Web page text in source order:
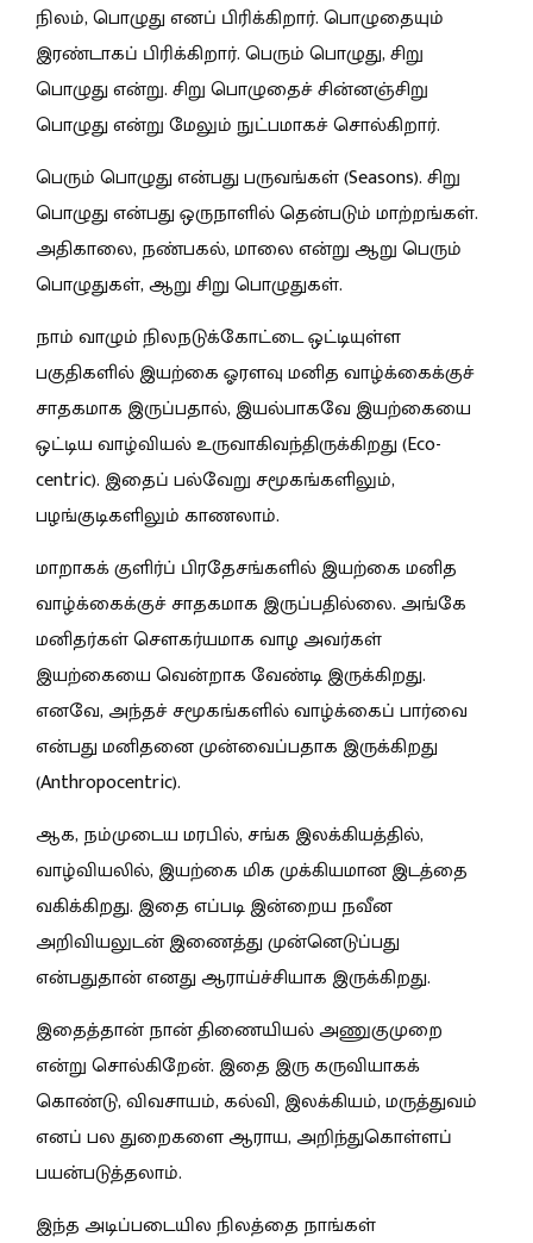
நிலம், பொழுது எனப் பிரிக்கிறார். பொழுதையும்
இரண்டாகப் பிரிக்கிறார். பெரும் பொழுது, சிறு
பொழுது என்று. சிறு பொழுதைச் சின்னஞ்சிறு
பொழுது என்று மேலும் நுட்பமாகச் சொல்கிறார்.
பெரும் பொழுது என்பது பருவங்கள் (Seasons). சிறு
பொழுது என்பது ஒருநாளில் தென்படும் மாற்றங்கள்.
அதிகாலை, நண்பகல், மாலை என்று ஆறு பெரும்
பொழுதுகள், ஆறு சிறு பொழுதுகள்.
நாம் வாழும் நிலநடுக்கோட்டை ஒட்டியுள்ள
பகுதிகளில் இயற்கை ஓரளவு மனித வாழ்க்கைக்குச்
சாதகமாக இருப்பதால், இயல்பாகவே இயற்கையை
ஒட்டிய வாழ்வியல் உருவாகிவந்திருக்கிறது (Eco-
centric). இதைப் பல்வேறு சமூகங்களிலும்,
பழங்குடிகளிலும் காணலாம்.
மாறாகக் குளிர்ப் பிரதேசங்களில் இயற்கை மனித
வாழ்க்கைக்குச் சாதகமாக இருப்பதில்லை. அங்கே
மனிதர்கள் சௌகர்யமாக வாழ அவர்கள்
இயற்கையை வென்றாக வேண்டி இருக்கிறது.
எனவே, அந்தச் சமூகங்களில் வாழ்க்கைப் பார்வை
என்பது மனிதனை முன்வைப்பதாக இருக்கிறது
(Anthropocentric).
ஆக, நம்முடைய மரபில், சங்க இலக்கியத்தில்,
வாழ்வியலில், இயற்கை மிக முக்கியமான இடத்தை
வகிக்கிறது. இதை எப்படி இன்றைய நவீன
அறிவியலுடன் இணைத்து முன்னெடுப்பது
என்பதுதான் எனது ஆராய்ச்சியாக இருக்கிறது.
இதைத்தான் நான் திணையியல் அணுகுமுறை
என்று சொல்கிறேன். இதை இரு கருவியாகக்
கொண்டு, விவசாயம், கல்வி, இலக்கியம், மருத்துவம்
எனப் பல துறைகளை ஆராய, அறிந்துகொள்ளப்
பயன்படுத்தலாம்.
இந்த அடிப்படையில நிலத்தை நாங்கள்